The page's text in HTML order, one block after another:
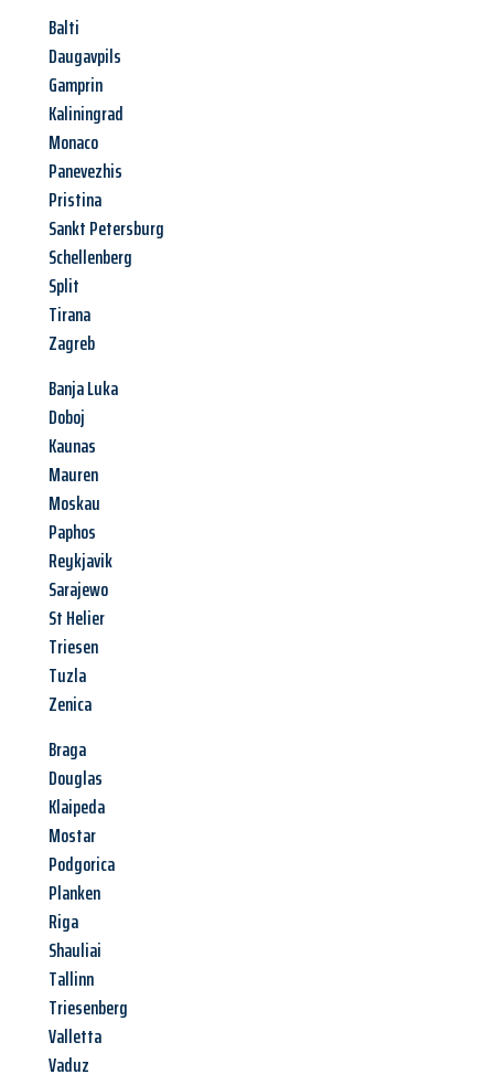
Balti
Daugavpils
Gamprin
Kaliningrad
Monaco
Panevezhis
Pristina
Sankt Petersburg
Schellenberg
Split
Tirana
Zagreb
Banja Luka
Doboj
Kaunas
Mauren
Moskau
Paphos
Reykjavik
Sarajewo
St Helier
Triesen
Tuzla
Zenica
Braga
Douglas
Klaipeda
Mostar
Podgorica
Planken
Riga
Shauliai
Tallinn
Triesenberg
Valletta
Vaduz